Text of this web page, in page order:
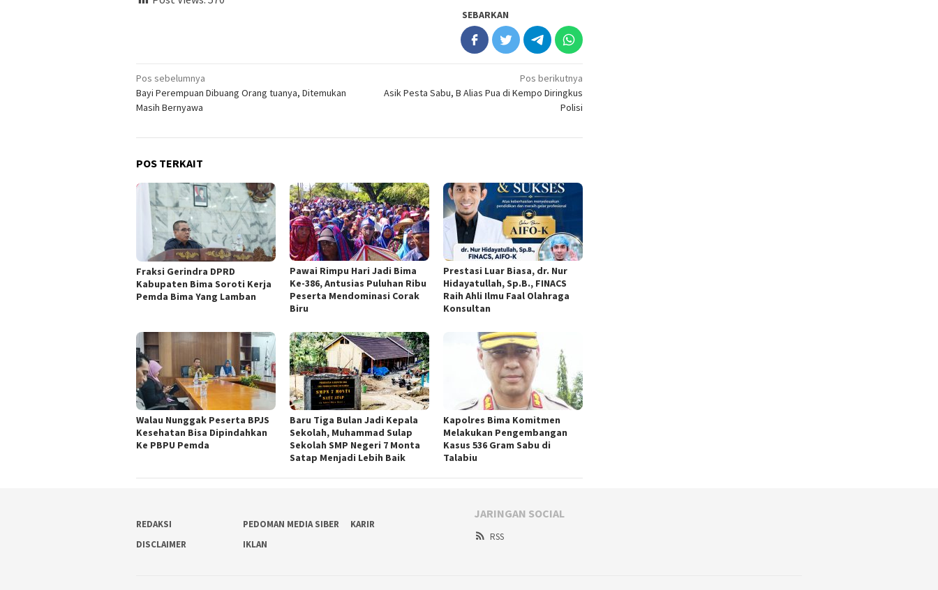
SEBARKAN
Navigasi
pos
Pos sebelumnya
Bayi Perempuan Dibuang Orang tuanya, Ditemukan
Masih Bernyawa
Pos berikutnya
Asik Pesta Sabu, B Alias Pua di Kempo Diringkus
Polisi
POS TERKAIT
Fraksi Gerindra DPRD
Kabupaten Bima Soroti Kerja
Pemda Bima Yang Lamban
Pawai Rimpu Hari Jadi Bima
Ke-386, Antusias Puluhan Ribu
Peserta Mendominasi Corak
Biru
Prestasi Luar Biasa, dr. Nur
Hidayatullah, Sp.B., FINACS
Raih Ahli Ilmu Faal Olahraga
Konsultan
Walau Nunggak Peserta BPJS
Kesehatan Bisa Dipindahkan
Ke PBPU Pemda
Baru Tiga Bulan Jadi Kepala
Sekolah, Muhammad Sulap
Sekolah SMP Negeri 7 Monta
Satap Menjadi Lebih Baik
Kapolres Bima Komitmen
Melakukan Pengembangan
Kasus 536 Gram Sabu di
Talabiu ‎
REDAKSI PEDOMAN MEDIA SIBER
KARIR
DISCLAIMER
IKLAN
JARINGAN SOCIAL
RSS